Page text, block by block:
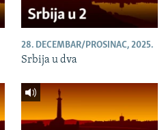
28. DECEMBAR/PROSINAC, 2025.
Srbija u dva